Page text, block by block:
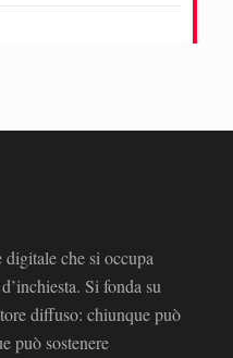
che si occupa
Si fonda su
diffuso: chiunque può
può sostenere